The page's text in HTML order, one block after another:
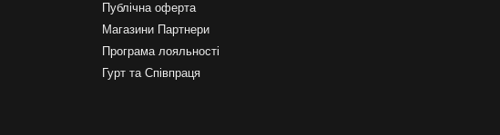
Публічна оферта
Магазини Партнери
Програма лояльності
Гурт та Співпраця